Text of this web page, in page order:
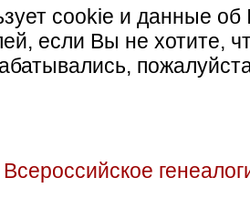
cookie и данные об
если Вы не хотите,
Всероссийское